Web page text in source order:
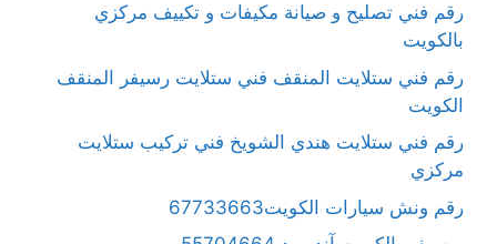
رقم فني تصليح و صيانة مكيفات و تكييف مركزي
بالكويت
رقم فني ستلايت المنقف فني ستلايت رسيفر المنقف
الكويت
رقم فني ستلايت هندي الشويخ فني تركيب ستلايت
مركزي
رقم ونش سيارات الكويت67733663